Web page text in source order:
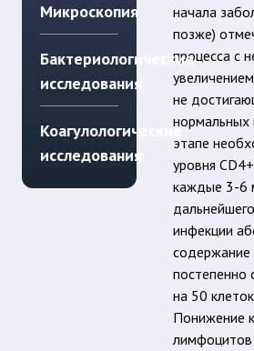
начала
позже)
процесса с
не
нормальных
этапе
уровня
каждые 3-6
инфекции
постепенно
на 50
Понижение
Микроскопия
Бактериологические
исследования
Коагулологические
исследования